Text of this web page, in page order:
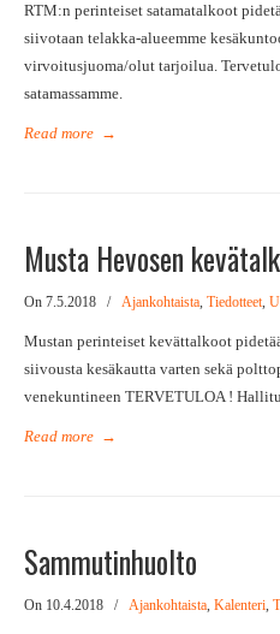
RTM:n perinteiset satamatalkoot
siivotaan telakka-alueemme
virvoitusjuoma/olut tarjoilua.
satamassamme.
Read more →
Musta Hevosen
On 7.5.2018 / Ajankohtaista, Tiedotteet,
Mustan perinteiset kevättalkoot
siivousta kesäkautta varten sekä
venekuntineen TERVETULOA !
Read more →
Sammutinhuolto
On 10.4.2018 / Ajankohtaista, Kalenteri,